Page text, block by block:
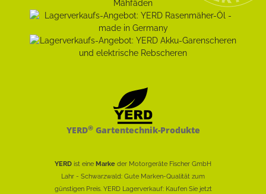
YERD®Gartentechnik-Produkte
YERD ist eine Marke der Motorgeräte Fischer GmbH
Lahr - Schwarzwald: Gute Marken-Qualität zum
günstigen Preis. YERD Lagerverkauf: Kaufen Sie jetzt